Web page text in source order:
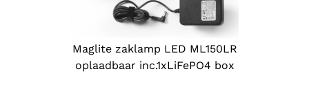
Maglite zaklamp LED ML150LR
oplaadbaar inc.1xLiFePO4 box